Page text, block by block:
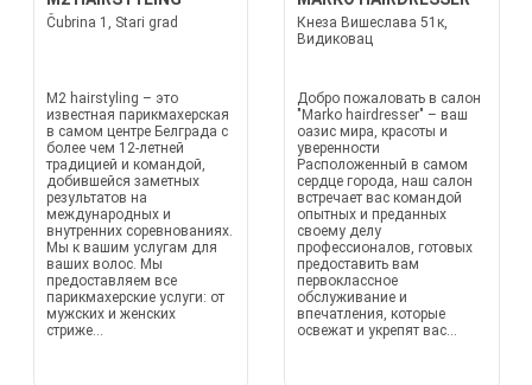
Čubrina 1, Stari grad
M2 hairstyling – это
известная парикмахерская
в самом центре Белграда с
более чем 12-летней
традицией и командой,
добившейся заметных
результатов на
международных и
внутренних соревнованиях.
Мы к вашим услугам для
ваших волос. Мы
предоставляем все
парикмахерские услуги: от
мужских и женских
стриже...
Кнеза Вишеслава 51к,
Видиковац
Добро пожаловать в салон
"Marko hairdresser" – ваш
оазис мира, красоты и
уверенности
Расположенный в самом
сердце города, наш салон
встречает вас командой
опытных и преданных
своему делу
профессионалов, готовых
предоставить вам
первоклассное
обслуживание и
впечатления, которые
освежат и укрепят вас...